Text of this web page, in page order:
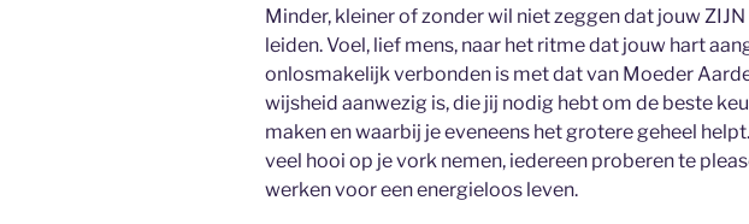
Minder, kleiner of zonder wil niet zeggen dat jouw
leiden. Voel, lief mens, naar het ritme dat jouw hart
onlosmakelijk verbonden is met dat van Moeder
wijsheid aanwezig is, die jij nodig hebt om de beste
maken en waarbij je eveneens het grotere geheel
veel hooi op je vork nemen, iedereen proberen te
werken voor een energieloos leven.